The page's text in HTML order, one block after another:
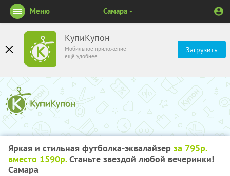
КупиКупон
Мобильное приложение
ещё удобнее
Загрузить
Меню Самара
Яркая и стильная футболка-эквалайзер за 795р.
вместо 1590р.Станьте звездой любой вечеринки!
Самара